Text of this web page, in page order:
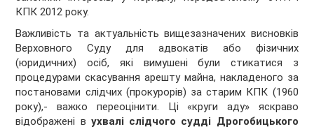
КПК 2012 року.
Важливість та актуальність вищезазначених висновків
Верховного Суду для адвокатів або фізичних
(юридичних) осіб, які вимушені були стикатися з
процедурами скасування арешту майна, накладеного за
постановами слідчих (прокурорів) за старим КПК (1960
року),- важко переоцінити. Ці «круги аду» яскраво
відображені в ухвалі слідчого судді Дрогобицького